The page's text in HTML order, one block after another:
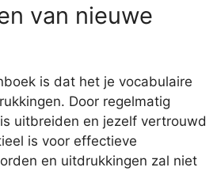
van nieuwe
is dat het je vocabulaire
Door regelmatig
uitbreiden en jezelf vertrouwd
is voor effectieve
en uitdrukkingen zal niet